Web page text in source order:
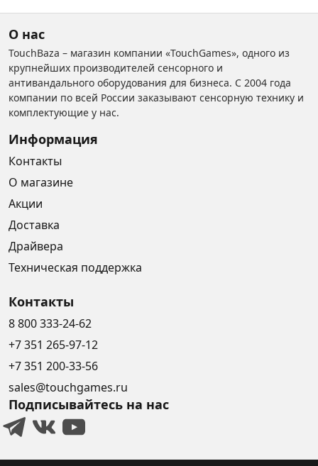
О нас
TouchBaza – магазин компании «TouchGames», одного из
крупнейших производителей сенсорного и
антивандального оборудования для бизнеса. С 2004 года
компании по всей России заказывают сенсорную технику и
комплектующие у нас.
Информация
Контакты
О магазине
Акции
Доставка
Драйвера
Техническая поддержка
Контакты
8 800 333-24-62
+7 351 265-97-12
+7 351 200-33-56
sales@touchgames.ru
Подписывайтесь на нас